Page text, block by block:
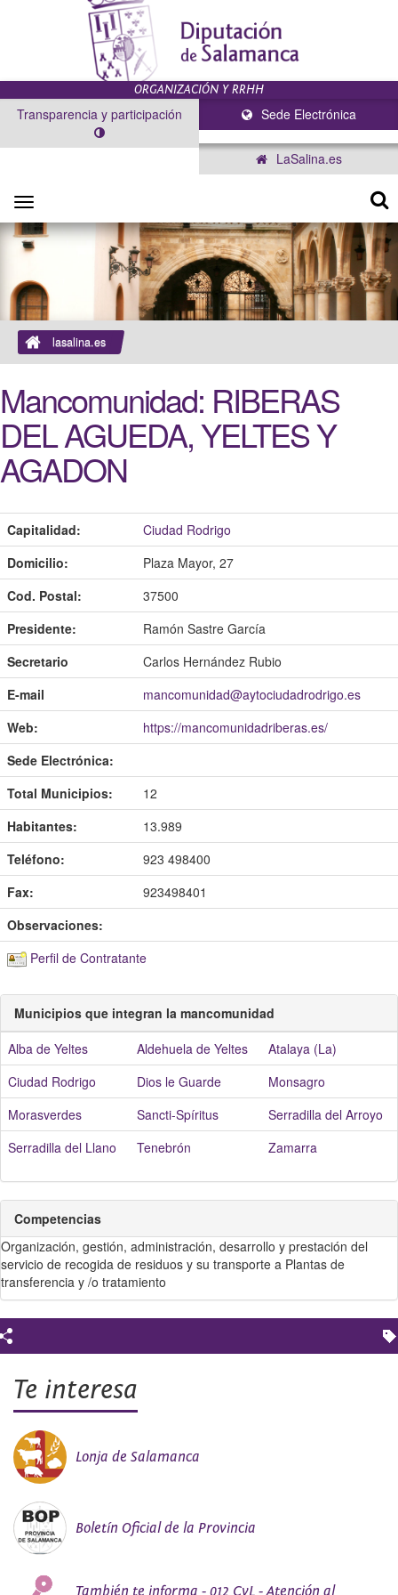
Sede Electrónica
Transparencia y participación
LaSalina.es
Toggle
navigation
lasalina.es
Mancomunidad: RIBERAS
DEL AGUEDA, YELTES Y
AGADON
Capitalidad:
Ciudad Rodrigo
Domicilio:
Plaza Mayor, 27
Cod. Postal:
37500
Presidente:
Ramón Sastre García
Secretario
Carlos Hernández Rubio
E-mail
mancomunidad@aytociudadrodrigo.es
Web:
https://mancomunidadriberas.es/
Sede Electrónica:
Total Municipios:
12
Habitantes:
13.989
Teléfono:
923 498400
Fax:
923498401
Observaciones:
Perfil de Contratante
Municipios que integran la mancomunidad
Alba de Yeltes
Aldehuela de Yeltes
Atalaya (La)
Ciudad Rodrigo
Dios le Guarde
Monsagro
Morasverdes
Sancti-Spíritus
Serradilla del Arroyo
Serradilla del Llano
Tenebrón Zamarra
Competencias
Organización, gestión, administración, desarrollo y prestación del
servicio de recogida de residuos y su transporte a Plantas de
transferencia y /o tratamiento
Te interesa
Lonja de Salamanca
Boletín Oficial de la Provincia
También te informa - 012 CyL - Atención al